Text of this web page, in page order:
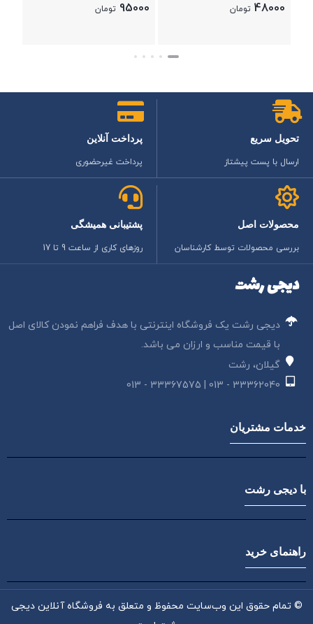
48000 تومان 95000 تومان
بستن
تحویل سریع
ارسال با پست پیشتاز
پرداخت آنلاین
پرداخت غیرحضوری
محصولات اصل
بررسی محصولات توسط کارشناسان
پشتیبانی همیشگی
روزهای کاری از ساعت 9 تا 17
دیجی رشت
دیجی رشت یک فروشگاه اینترنتی با هدف فراهم نمودن کالای اصل
با قیمت مناسب و ارزان می باشد.
گیلان، رشت
33362040 - 013 | 33367575 - 013
خدمات مشتریان
با دیجی رشت
راهنمای خرید
© تمام حقوق این وب‌سایت محفوظ و متعلق به فروشگاه آنلاین دیجی